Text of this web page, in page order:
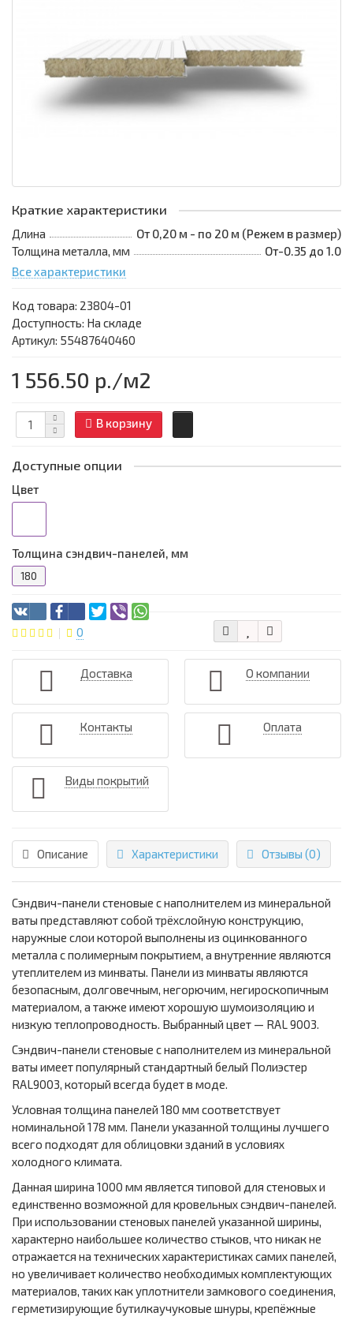
Краткие характеристики
Длина
От 0,20 м - по 20 м (Режем в размер)
Толщина металла, мм
От-0.35 до 1.0
Все характеристики
Код товара: 23804-01
Доступность: На складе
Артикул: 55487640460
1 556.50 р./м2
В корзину
Доступные опции
Цвет
Толщина сэндвич-панелей, мм
180
0
Доставка О компании
Контакты Оплата
Виды покрытий
Описание Характеристики Отзывы (0)
Сэндвич-панели стеновые с наполнителем из минеральной
ваты представляют собой трёхслойную конструкцию,
наружные слои которой выполнены из оцинкованного
металла с полимерным покрытием, а внутренние являются
утеплителем из минваты. Панели из минваты являются
безопасным, долговечным, негорючим, негироскопичным
материалом, а также имеют хорошую шумоизоляцию и
низкую теплопроводность. Выбранный цвет — RAL 9003.
Сэндвич-панели стеновые с наполнителем из минеральной
ваты имеет популярный стандартный белый Полиэстер
RAL9003, который всегда будет в моде.
Условная толщина панелей 180 мм соответствует
номинальной 178 мм. Панели указанной толщины лучшего
всего подходят для облицовки зданий в условиях
холодного климата.
Данная ширина 1000 мм является типовой для стеновых и
единственно возможной для кровельных сэндвич-панелей.
При использовании стеновых панелей указанной ширины,
характерно наибольшее количество стыков, что никак не
отражается на технических характеристиках самих панелей,
но увеличивает количество необходимых комплектующих
материалов, таких как уплотнители замкового соединения,
герметизирующие бутилкаучуковые шнуры, крепёжные